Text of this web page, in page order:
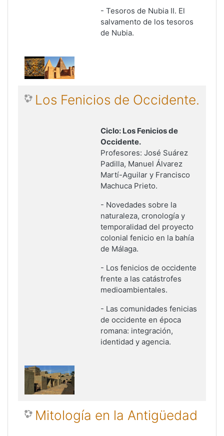
- Tesoros de Nubia II. El
salvamento de los tesoros
de Nubia.
Los Fenicios de Occidente.
Ciclo: Los Fenicios de
Occidente.
Profesores: José Suárez
Padilla, Manuel Álvarez
Martí-Aguilar y Francisco
Machuca Prieto.
- Novedades sobre la
naturaleza, cronología y
temporalidad del proyecto
colonial fenicio en la bahía
de Málaga.
- Los fenicios de occidente
frente a las catástrofes
medioambientales.
- Las comunidades fenicias
de occidente en época
romana: integración,
identidad y agencia.
Mitología en la Antigüedad